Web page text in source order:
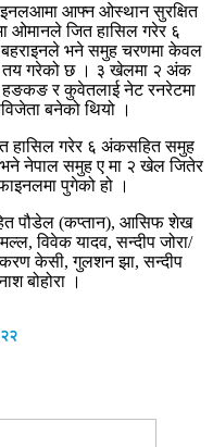
आफ्न ओस्थान सुरक्षित
ओमानले जित हासिल गरेर ६
भने समुह चरणमा केवल
तय गरेको छ । ३ खेलमा २ अंक
हङकङ र कुवेतलाई नेट रनरेटमा
बनेको थियो ।
हासिल गरेर ६ अंकसहित समुह
भने नेपाल समुह ए मा २ खेल जितेर
पुगेको हो ।
पौडेल (कप्तान), आसिफ शेख
विवेक यादव, सन्दीप जोरा/
करण केसी, गुलशन झा, सन्दीप
बोहोरा ।